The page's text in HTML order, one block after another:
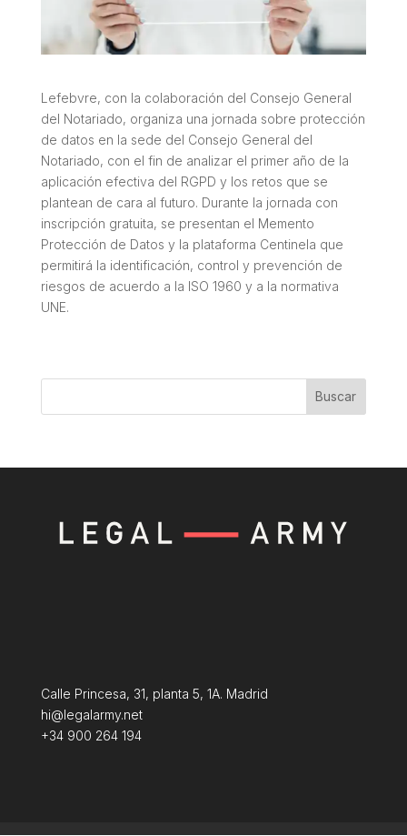
Lefebvre, con la colaboración del Consejo General
del Notariado, organiza una jornada sobre protección
de datos en la sede del Consejo General del
Notariado, con el fin de analizar el primer año de la
aplicación efectiva del RGPD y los retos que se
plantean de cara al futuro. Durante la jornada con
inscripción gratuita, se presentan el Memento
Protección de Datos y la plataforma Centinela que
permitirá la identificación, control y prevención de
riesgos de acuerdo a la ISO 1960 y a la normativa
UNE.
Buscar
Calle Princesa, 31, planta 5, 1A. Madrid
hi@legalarmy.net
+34 900 264 194